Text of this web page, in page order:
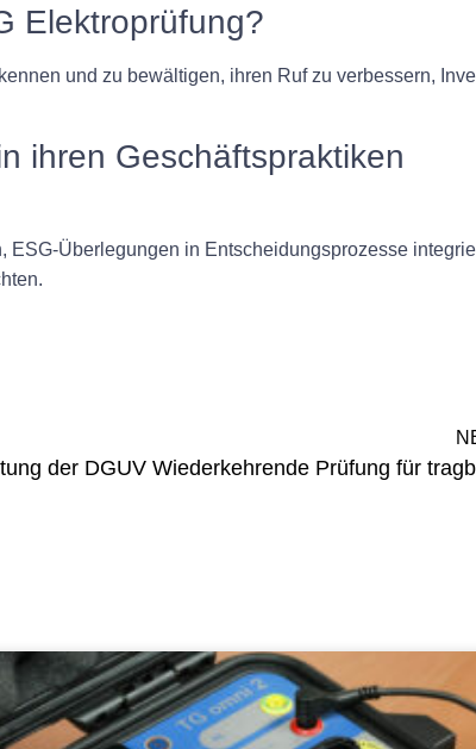
Elektroprüfung?
und zu bewältigen, ihren Ruf zu verbessern,
ihren Geschäftspraktiken
Überlegungen in Entscheidungsprozesse
Die